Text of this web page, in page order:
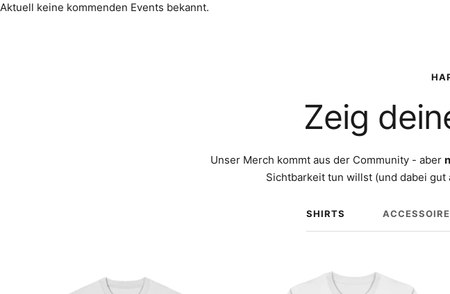
Aktuell keine kommenden Events bekannt.
Zeig
Unser Merch kommt aus der Community - aber
Sichtbarkeit tun willst (und dabei
SHIRTS